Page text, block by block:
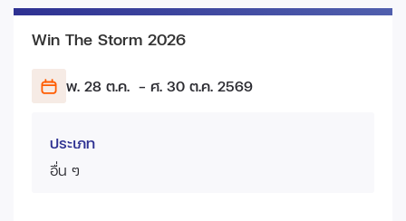
Win The Storm 2026
พ. 28 ต.ค. - ศ. 30 ต.ค. 2569
ประเภท
อื่น ๆ